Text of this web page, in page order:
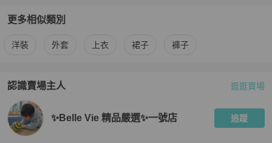
更多相似類別
更多Hermès女裝 相似商品推薦
洋裝 外套 上衣 裙子 褲子
認識賣場主人
PopChill 拍拍圈嚴選賣家 ✨Belle Vie 精品嚴選✨一號店介紹
逛逛賣場
✨Belle Vie 精品嚴選✨一號店 追蹤